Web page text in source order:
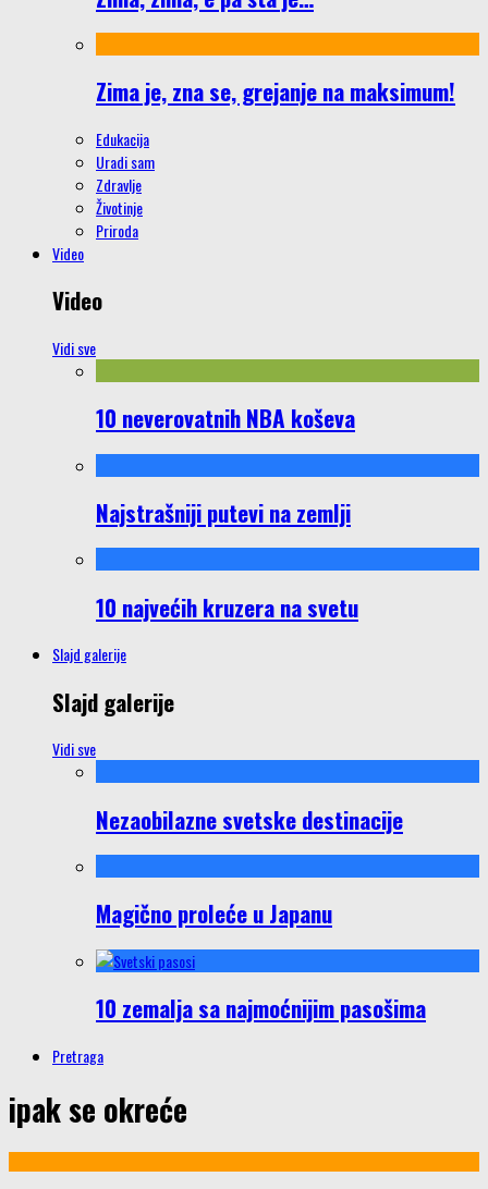
Zima je, zna se, grejanje na maksimum!
Edukacija
Uradi sam
Zdravlje
Životinje
Priroda
Video
Video
Vidi sve
10 neverovatnih NBA koševa
Najstrašniji putevi na zemlji
10 najvećih kruzera na svetu
Slajd galerije
Slajd galerije
Vidi sve
Nezaobilazne svetske destinacije
Magično proleće u Japanu
10 zemalja sa najmoćnijim pasošima
Pretraga
ipak se okreće